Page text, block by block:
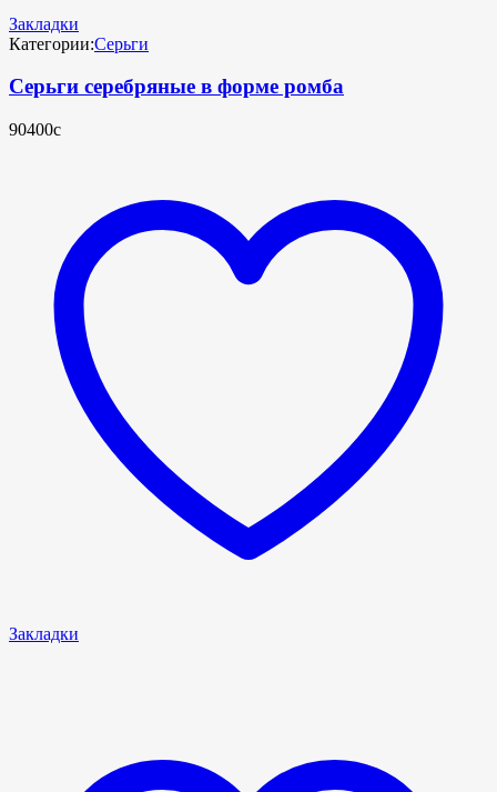
Закладки
Категории:Серьги
Серьги серебряные в форме ромба
90400с
Закладки